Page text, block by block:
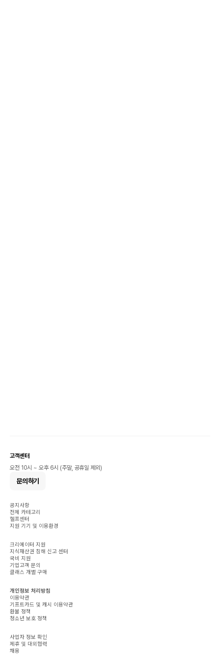
고객센터
오전 10시 ~ 오후 6시 (주말, 공휴일 제외)
문의하기
공지사항
전체 카테고리
헬프센터
지원 기기 및 이용환경
크리에이터 지원
지식재산권 침해 신고 센터
국비 지원
기업고객 문의
클래스 개별 구매
개인정보 처리방침
이용약관
기프트카드 및 캐시 이용약관
환불 정책
청소년 보호 정책
사업자 정보 확인
제휴 및 대외협력
채용